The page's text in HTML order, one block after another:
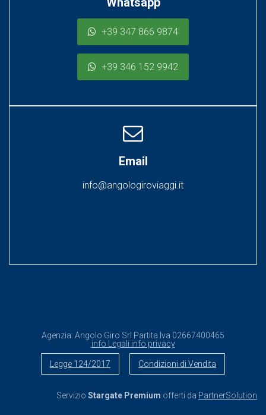
+39 347 866 9874
+39 346 152 9942
Email
info@angologiroviaggi.it
Agenzia: Angolo Giro Srl Partita Iva 02667400465
info Legali info privacy
Legge 124/2017 Condizioni di Vendita
Servizio Stargate Premium offerti da PartnerSolution